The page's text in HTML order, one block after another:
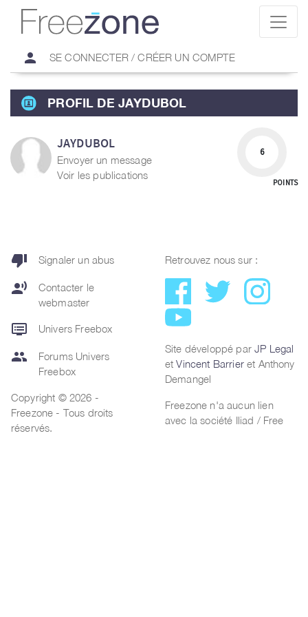
person SE CONNECTER / CRÉER UN COMPTE
PROFIL DE JAYDUBOL
JAYDUBOL
Envoyer un message
Voir les publications
6
POINTS
thumb_down Signaler un abus
record_voice_over
Contacter le
webmaster
dvr Univers Freebox
group
Forums Univers
Freebox
Copyright © 2026 -
Freezone - Tous droits
réservés.
Retrouvez nous sur :
Site développé parJP Legal
etVincent Barrieret Anthony
Demangel
Freezone n'a aucun lien
avec la société Iliad / Free